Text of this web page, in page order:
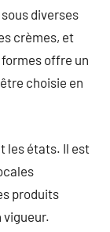
diverses
crèmes, et
offre un
choisie en
les états. Il est
produits
vigueur.